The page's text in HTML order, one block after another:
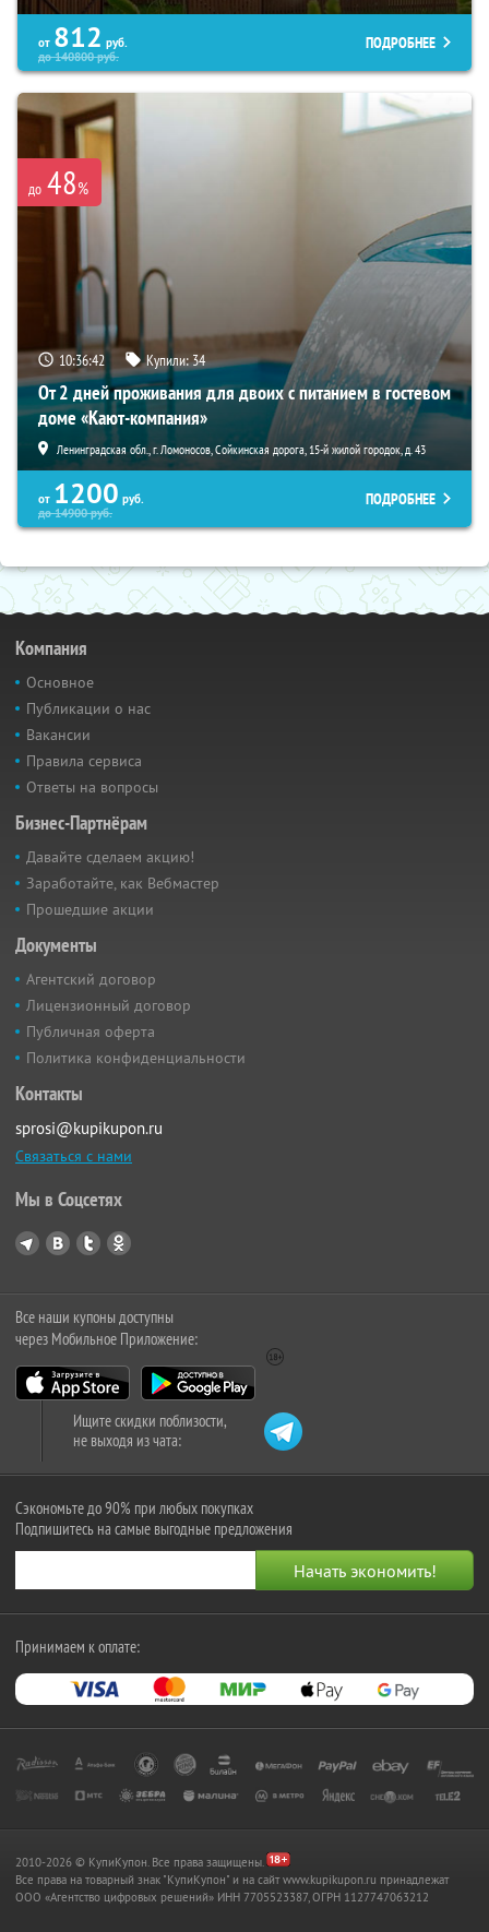
от 812 руб.
до140800руб.
ПОДРОБНЕЕ
до 48%
10:36:41 Купили:34
От 2 дней проживания для двоих с питанием в гостевом
доме «Кают-компания»
Ленинградская обл., г. Ломоносов, Сойкинская дорога, 15-й жилой городок, д. 43
от 1200 руб.
до14900руб.
ПОДРОБНЕЕ
Компания
Основное
Публикации о нас
Вакансии
Правила сервиса
Ответы на вопросы
Бизнес-Партнёрам
Давайте сделаем акцию!
Заработайте, как Вебмастер
Прошедшие акции
Документы
Агентский договор
Лицензионный договор
Публичная оферта
Политика конфиденциальности
Контакты
sprosi@kupikupon.ru
Связаться с нами
Мы в Соцсетях
Все наши купоны доступны
через Мобильное Приложение:
Ищите скидки поблизости,
не выходя из чата:
Сэкономьте до 90% при любых покупках
Подпишитесь на самые выгодные предложения
Принимаем к оплате:
2010-2026 © КупиКупон. Все права защищены.
Все права на товарный знак "КупиКупон" и на сайт www.kupikupon.ru принадлежат
OOO «Агентство цифровых решений» ИНН 7705523387, ОГРН 1127747063212